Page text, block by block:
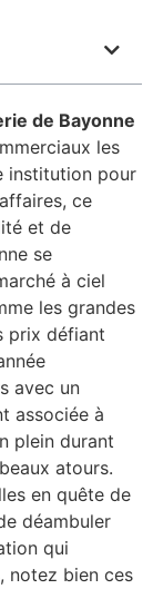
de Bayonne
les
institution pour
ce
et de
se
à ciel
les grandes
prix défiant
avec un
associée à
plein durant
atours.
en quête de
déambuler
qui
notez bien ces